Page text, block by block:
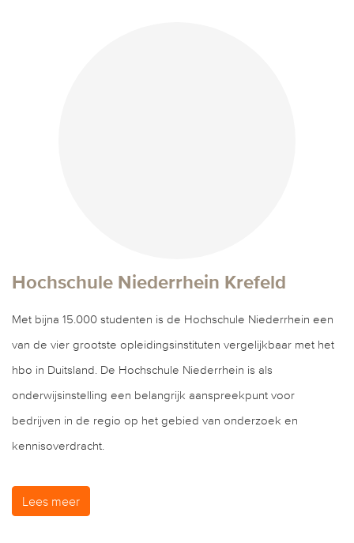
Hochschule Niederrhein Krefeld
Met bijna 15.000 studenten is de Hochschule Niederrhein een
van de vier grootste opleidingsinstituten vergelijkbaar met het
hbo in Duitsland. De Hochschule Niederrhein is als
onderwijsinstelling een belangrijk aanspreekpunt voor
bedrijven in de regio op het gebied van onderzoek en
kennisoverdracht.
Lees meer